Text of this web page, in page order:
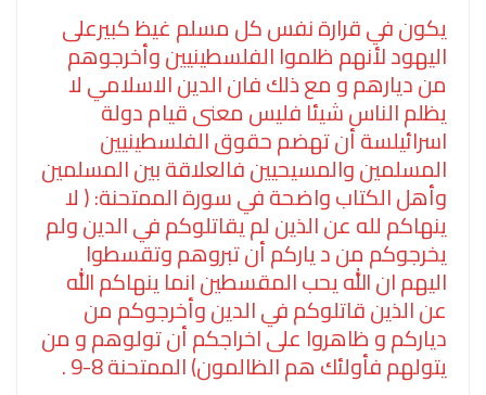
يكون في قرارة نفس كل مسلم غيظ كبيرعلى
اليهود لأنهم ظلموا الفلسطينيين وأخرجوهم
من ديارهم و مع ذلك فان الدين الاسلامي لا
يظلم الناس شيئا فليس معنى قيام دولة
اسرائيلسة أن تهضم حقوق الفلسطينيين
المسلمين والمسيحيين فالعلاقة بين المسلمين
وأهل الكتاب واضحة في سورة الممتحنة: ( لا
ينهاكم لله عن الذين لم يقاتلوكم في الدين ولم
يخرجوكم من د ياركم أن تبروهم وتقسطوا
اليهم ان الله يحب المقسطين انما ينهاكم الله
عن الذين قاتلوكم في الدين وأخرجوكم من
دياركم و ظاهروا على اخراجكم أن تولوهم و من
يتولهم فأولئك هم الظالمون) الممتحنة 8-9 .